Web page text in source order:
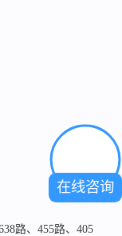
路、455路、405
在线咨询